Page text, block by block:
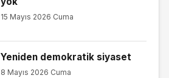
15 Mayıs 2026 Cuma
Yeniden demokratik siyaset
8 Mayıs 2026 Cuma